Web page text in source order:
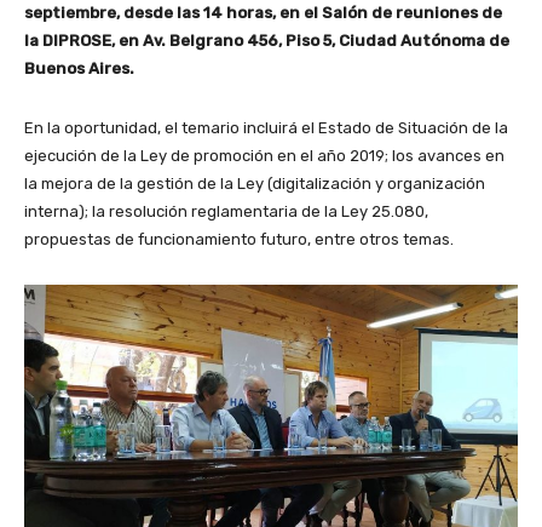
septiembre, desde las 14 horas, en el Salón de reuniones de
la DIPROSE, en Av. Belgrano 456, Piso 5, Ciudad Autónoma de
Buenos Aires.
En la oportunidad, el temario incluirá el Estado de Situación de la
ejecución de la Ley de promoción en el año 2019; los avances en
la mejora de la gestión de la Ley (digitalización y organización
interna); la resolución reglamentaria de la Ley 25.080,
propuestas de funcionamiento futuro, entre otros temas.